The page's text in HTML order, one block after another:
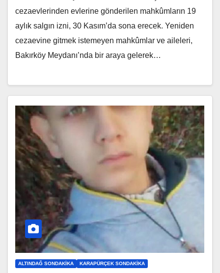
cezaevlerinden evlerine gönderilen mahkûmların 19
aylık salgın izni, 30 Kasım’da sona erecek. Yeniden
cezaevine gitmek istemeyen mahkûmlar ve aileleri,
Bakırköy Meydanı’nda bir araya gelerek…
ALTINDAĞ SONDAKIKA KARAPÜRÇEK SONDAKIKA